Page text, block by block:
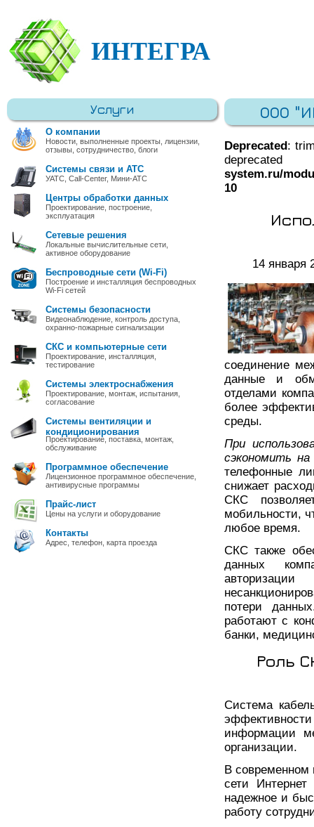
ИНТЕГРА
Услуги
О компании
Новости, выполненные проекты, лицензии,
отзывы, сотрудничество, блоги
Системы связи и АТС
УАТС, Call-Center, Мини-АТС
Центры обработки данных
Проектирование, построение,
эксплуатация
Сетевые решения
Локальные вычислительные сети,
активное оборудование
Беспроводные сети (Wi-Fi)
Построение и инсталляция беспроводных
Wi-Fi сетей
Системы безопасности
Видеонаблюдение, контроль доступа,
охранно-пожарные сигнализации
СКС и компьютерные сети
Проектирование, инсталляция,
тестирование
Системы электроснабжения
Проектирование, монтаж, испытания,
согласование
Системы вентиляции и
кондиционирования
Проектирование, поставка, монтаж,
обслуживание
Программное обеспечение
Лицензионное программное обеспечение,
антивирусные программы
Прайс-лист
Цены на услуги и оборудование
Контакты
Адрес, телефон, карта проезда
ООО
Deprecated:
system.ru/
10
14 января
соединение
данные и
отделами
более
среды.
При
сэкономить
телефонные
снижает
СКС
мобильности,
любое время.
СКС также
данных
потери
работают с
банки,
Роль
Система
информации
организации.
В современном
сети
надежное и
работу